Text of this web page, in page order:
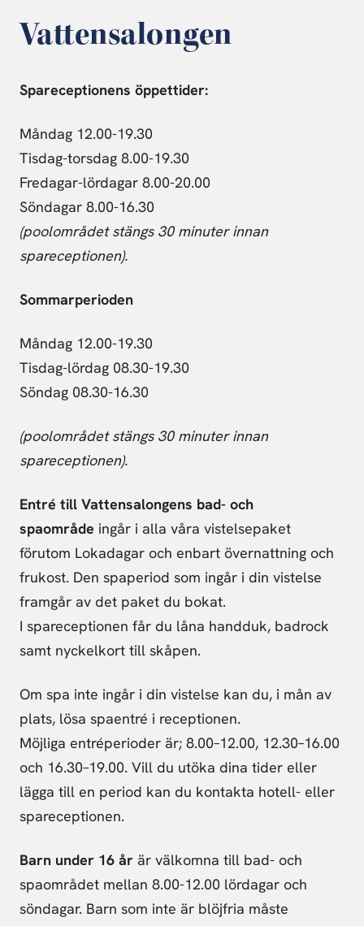
Vattensalongen
Spareceptionens öppettider:
Måndag 12.00-19.30
Tisdag-torsdag 8.00-19.30
Fredagar-lördagar 8.00-20.00
Söndagar 8.00-16.30
(poolområdet stängs 30 minuter innan
spareceptionen).
Sommarperioden
Måndag 12.00-19.30
Tisdag-lördag 08.30-19.30
Söndag 08.30-16.30
(poolområdet stängs 30 minuter innan
spareceptionen).
Entré till Vattensalongens bad- och
spaområde ingår i alla våra vistelsepaket
förutom Lokadagar och enbart övernattning och
frukost. Den spaperiod som ingår i din vistelse
framgår av det paket du bokat.
I spareceptionen får du låna handduk, badrock
samt nyckelkort till skåpen.
Om spa inte ingår i din vistelse kan du, i mån av
plats, lösa spaentré i receptionen.
Möjliga entréperioder är; 8.00–12.00, 12.30–16.00
och 16.30–19.00. Vill du utöka dina tider eller
lägga till en period kan du kontakta hotell- eller
spareceptionen.
Barn under 16 år är välkomna till bad- och
spaområdet mellan 8.00-12.00 lördagar och
söndagar. Barn som inte är blöjfria måste